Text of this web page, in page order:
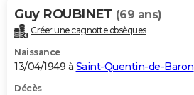
Guy ROUBINET (69 ans)
Créer une cagnotte obsèques
Naissance
13/04/1949 à Saint-Quentin-de-Baron
Décès